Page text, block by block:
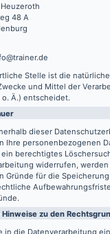
48 A
Stelle ist die
und Mittel der
o. Ä.) entscheidet.
dieser
Ihre personenbezogenen
ein berechtigtes
widerrufen,
Gründe für die
zu den
in die Datenverarbeitung